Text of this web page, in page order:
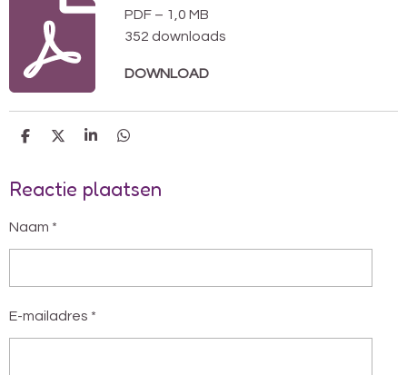
PDF – 1,0 MB
352 downloads
DOWNLOAD
D
E
N
D
L
S
R
E
D
E
N
Reactie plaatsen
Naam *
E-mailadres *